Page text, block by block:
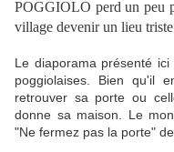
POGGIOLO perd un peu
village devenir un lieu
Le diaporama présenté
poggiolaises. Bien qu'il
retrouver sa porte ou
donne sa maison. Le
"Ne fermez pas la porte"